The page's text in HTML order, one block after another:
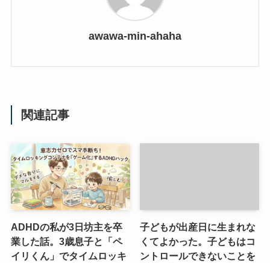
awawa-min-ahaha
関連記事
ADHDの私が3日坊主を卒
業した話。3歳息子と「ペ
イリくん」でタイムロッキ
子どもが出産日に生まれな
くてよかった。子どもはコ
ントロールできないことを